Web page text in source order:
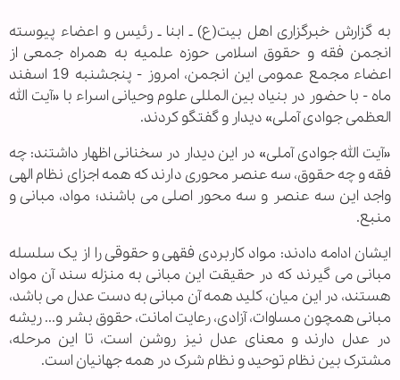
به گزارش خبرگزاری اهل بیت(ع) ـ ابنا ـ رئیس و اعضاء پیوسته
انجمن فقه و حقوق اسلامی حوزه علمیه به همراه جمعی از
اعضاء مجمع عمومی این انجمن، امروز - پنجشنبه 19 اسفند
ماه - با حضور در بنیاد بین المللی علوم وحیانی اسراء با «آیت الله
العظمی جوادی آملی» دیدار و گفتگو کردند.
«آیت الله جوادی آملی» در این دیدار در سخنانی اظهار داشتند: چه
فقه و چه حقوق، سه عنصر محوری دارند که همه اجزای نظام الهی
واجد این سه عنصر و سه محور اصلی می باشند؛ مواد، مبانی و
منبع.
ایشان ادامه دادند: مواد کاربردی فقهی و حقوقی را از یک سلسله
مبانی می گیرند که در حقیقت این مبانی به منزله سند آن مواد
هستند، در این میان، کلید همه آن مبانی به دست عدل می باشد،
مبانی همچون مساوات، آزادی، رعایت امانت، حقوق بشر و... ریشه
در عدل دارند و معنای عدل نیز روشن است، تا این مرحله،
مشترک بین نظام توحید و نظام شرک در همه جهانیان است.